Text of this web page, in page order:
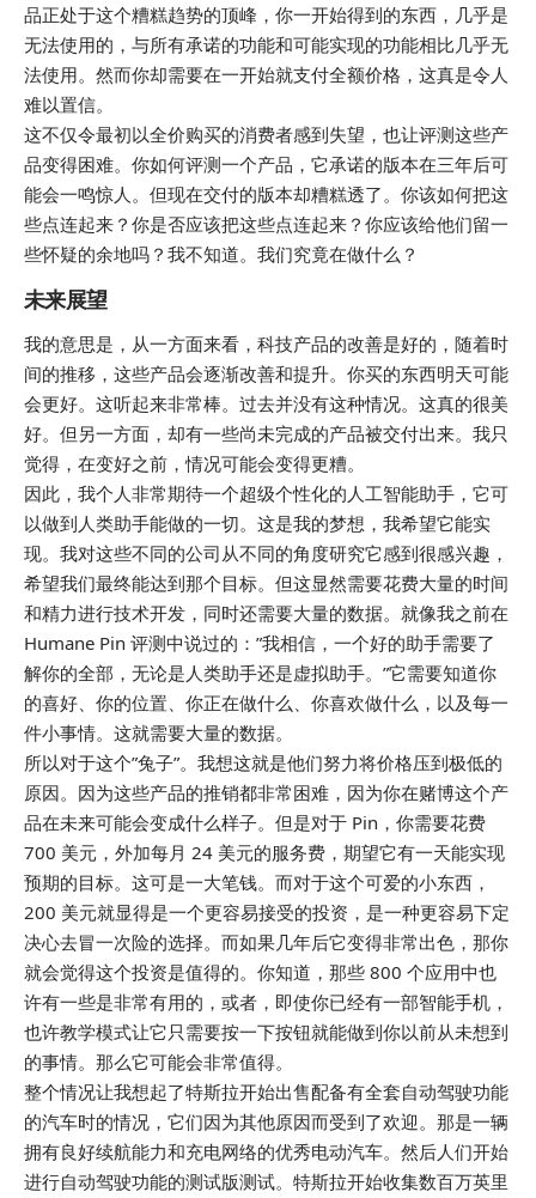
品正处于这个糟糕趋势的顶峰，你一开始得到的东西，几乎是
无法使用的，与所有承诺的功能和可能实现的功能相比几乎无
法使用。然而你却需要在一开始就支付全额价格，这真是令人
难以置信。
这不仅令最初以全价购买的消费者感到失望，也让评测这些产
品变得困难。你如何评测一个产品，它承诺的版本在三年后可
能会一鸣惊人。但现在交付的版本却糟糕透了。你该如何把这
些点连起来？你是否应该把这些点连起来？你应该给他们留一
些怀疑的余地吗？我不知道。我们究竟在做什么？
未来展望
我的意思是，从一方面来看，科技产品的改善是好的，随着时
间的推移，这些产品会逐渐改善和提升。你买的东西明天可能
会更好。这听起来非常棒。过去并没有这种情况。这真的很美
好。但另一方面，却有一些尚未完成的产品被交付出来。我只
觉得，在变好之前，情况可能会变得更糟。
因此，我个人非常期待一个超级个性化的人工智能助手，它可
以做到人类助手能做的一切。这是我的梦想，我希望它能实
现。我对这些不同的公司从不同的角度研究它感到很感兴趣，
希望我们最终能达到那个目标。但这显然需要花费大量的时间
和精力进行技术开发，同时还需要大量的数据。就像我之前在
Humane Pin 评测中说过的：”我相信，一个好的助手需要了
解你的全部，无论是人类助手还是虚拟助手。”它需要知道你
的喜好、你的位置、你正在做什么、你喜欢做什么，以及每一
件小事情。这就需要大量的数据。
所以对于这个”兔子”。我想这就是他们努力将价格压到极低的
原因。因为这些产品的推销都非常困难，因为你在赌博这个产
品在未来可能会变成什么样子。但是对于 Pin，你需要花费
700 美元，外加每月 24 美元的服务费，期望它有一天能实现
预期的目标。这可是一大笔钱。而对于这个可爱的小东西，
200 美元就显得是一个更容易接受的投资，是一种更容易下定
决心去冒一次险的选择。而如果几年后它变得非常出色，那你
就会觉得这个投资是值得的。你知道，那些 800 个应用中也
许有一些是非常有用的，或者，即使你已经有一部智能手机，
也许教学模式让它只需要按一下按钮就能做到你以前从未想到
的事情。那么它可能会非常值得。
整个情况让我想起了特斯拉开始出售配备有全套自动驾驶功能
的汽车时的情况，它们因为其他原因而受到了欢迎。那是一辆
拥有良好续航能力和充电网络的优秀电动汽车。然后人们开始
进行自动驾驶功能的测试版测试。特斯拉开始收集数百万英里